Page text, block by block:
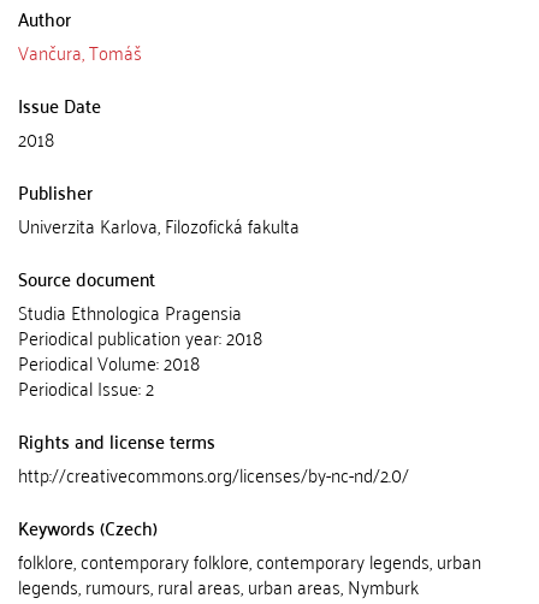
Author
Vančura, Tomáš
Issue Date
2018
Publisher
Univerzita Karlova, Filozofická fakulta
Source document
Studia Ethnologica Pragensia
Periodical publication year: 2018
Periodical Volume: 2018
Periodical Issue: 2
Rights and license terms
http://creativecommons.org/licenses/by-nc-nd/2.0/
Keywords (Czech)
folklore, contemporary folklore, contemporary legends, urban
legends, rumours, rural areas, urban areas, Nymburk